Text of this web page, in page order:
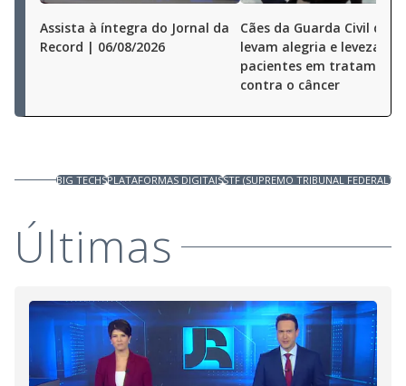
Assista à íntegra do Jornal da
Record | 06/08/2026
Cães da Guarda Civil de SP
levam alegria e leveza a
pacientes em tratamento
contra o câncer
BIG TECHSPLATAFORMAS DIGITAISSTF (SUPREMO TRIBUNAL FEDERAL)
Últimas